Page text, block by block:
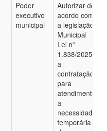
Poder
executivo
municipal
Autorizar de
acordo com
a legislação
Municipal
Lei nº
1.838/2025;
a
contratação,
para
atendimento
a
necessidade
temporária